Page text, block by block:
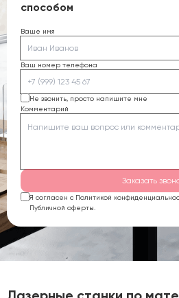
способом
Ваше имя
Ваш номер телефона
Не звонить, просто напишите мне
Комментарий
Заказать
Я согласен с Политикой
Публичной оферты.